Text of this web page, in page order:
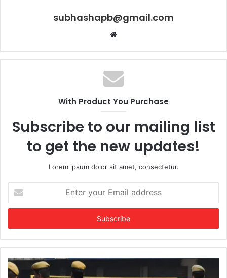
subhashapb@gmail.com
Website
With Product You Purchase
Subscribe to our mailing list
to get the new updates!
Lorem ipsum dolor sit amet, consectetur.
your
Email